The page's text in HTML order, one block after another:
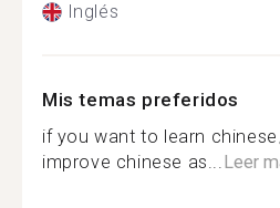
Inglés
Mis temas preferidos
if you want to learn
improve chinese as...Leer